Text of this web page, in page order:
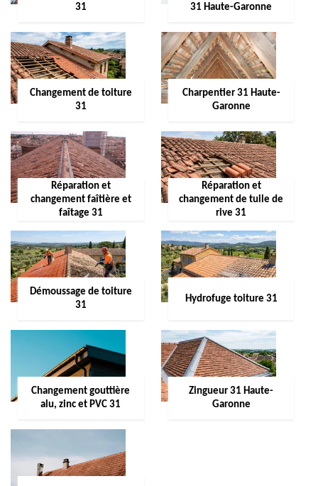
31
31 Haute-Garonne
Changement de toiture
31
Charpentier 31 Haute-
Garonne
Réparation et
changement faîtière et
faîtage 31
Réparation et
changement de tuile de
rive 31
Démoussage de toiture
31
Hydrofuge toiture 31
Changement gouttière
alu, zinc et PVC 31
Zingueur 31 Haute-
Garonne